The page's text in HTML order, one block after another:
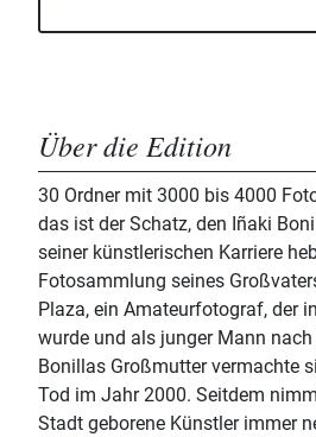
Über die Edition
30 Ordner mit 3000 bis 4000
das ist der Schatz, den Iñaki
seiner künstlerischen Karriere
Fotosammlung seines
Plaza, ein Amateurfotograf, der
wurde und als junger Mann
Bonillas Großmutter vermachte
Tod im Jahr 2000. Seitdem
Stadt geborene Künstler immer